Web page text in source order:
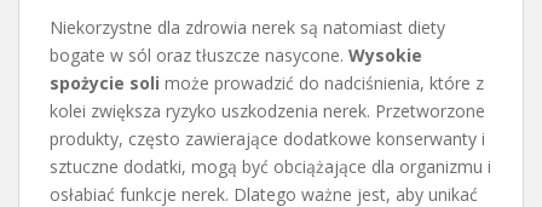
Niekorzystne dla zdrowia nerek są natomiast diety
bogate w sól oraz tłuszcze nasycone. Wysokie
spożycie soli może prowadzić do nadciśnienia, które z
kolei zwiększa ryzyko uszkodzenia nerek. Przetworzone
produkty, często zawierające dodatkowe konserwanty i
sztuczne dodatki, mogą być obciążające dla organizmu i
osłabiać funkcje nerek. Dlatego ważne jest, aby unikać